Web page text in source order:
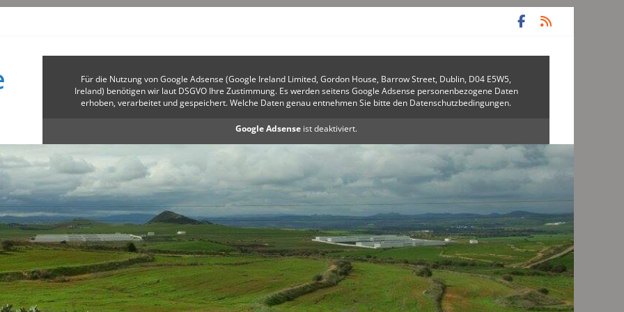
Für die Nutzung von Google Adsense (Google Ireland Limited, Gordon House, Barrow Street, Dublin, D04 E5W5,
Ireland) benötigen wir laut DSGVO Ihre Zustimmung. Es werden seitens Google Adsense personenbezogene Daten
erhoben, verarbeitet und gespeichert. Welche Daten genau entnehmen Sie bitte den Datenschutzbedingungen.
Google Adsenseist deaktiviert.